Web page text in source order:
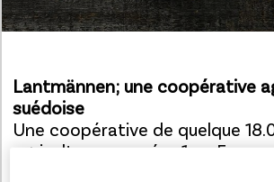
Lantmännen; une coopérative
suédoise
Une coopérative de quelque
agriculteurs, numéro 1 en